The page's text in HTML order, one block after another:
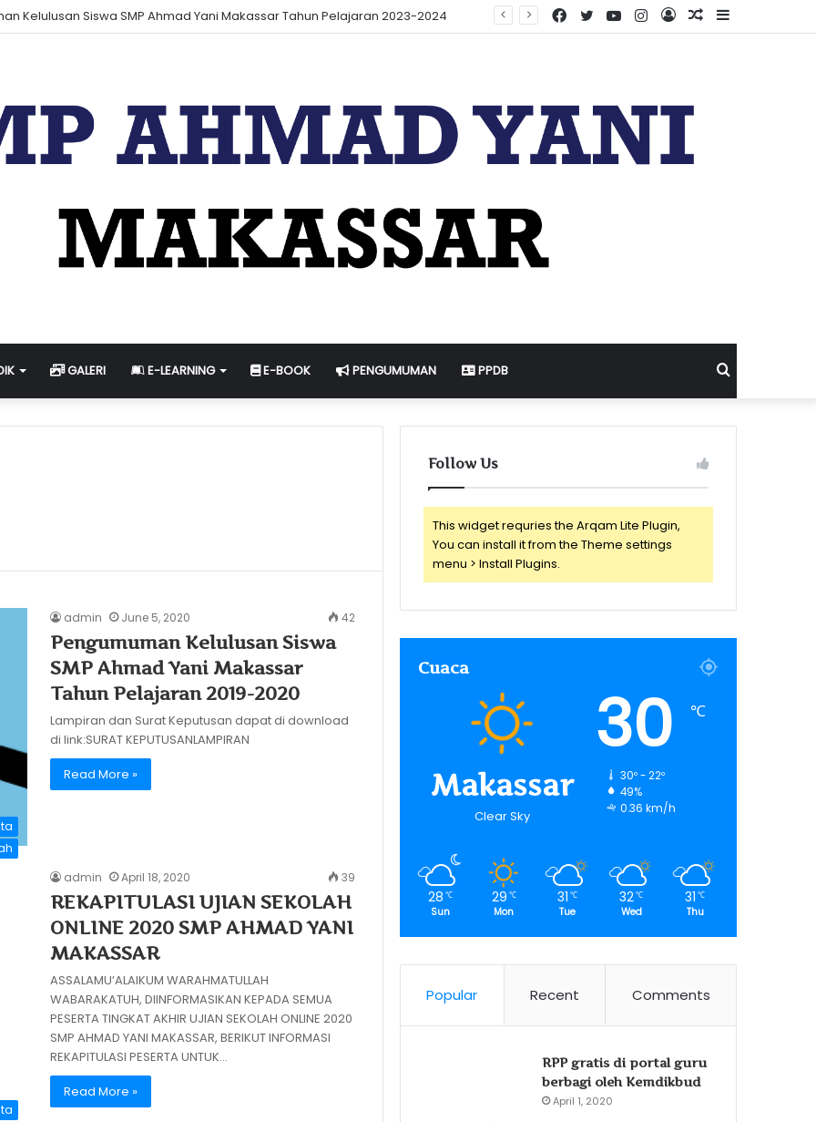
Jadwal Ujian Sekolah Tahun Pelajaran 2023-2024
Random
Log
Instagram
YouTube
Twitter
Facebook
GALERI E-LEARNING E-BOOK PENGUMUMAN PPDB Search
for
admin June 5, 2020 42
Pengumuman Kelulusan Siswa
SMP Ahmad Yani Makassar
Tahun Pelajaran 2019-2020
Lampiran dan Surat Keputusan dapat di download
di link:SURAT KEPUTUSANLAMPIRAN
Read More »
admin
April 18, 2020 39
REKAPITULASI UJIAN SEKOLAH
ONLINE 2020 SMP AHMAD YANI
MAKASSAR
ASSALAMU’ALAIKUM WARAHMATULLAH
WABARAKATUH, DIINFORMASIKAN KEPADA SEMUA
PESERTA TINGKAT AKHIR UJIAN SEKOLAH ONLINE 2020
SMP AHMAD YANI MAKASSAR, BERIKUT INFORMASI
REKAPITULASI PESERTA UNTUK…
Read More »
Follow Us
This widget requries the Arqam Lite Plugin,
You can install it from the Theme settings
menu > Install Plugins.
Cuaca
Makassar
Clear Sky
30 ℃
30º - 22º
49%
0.36 km/h
28 ℃
Sun
29 ℃
Mon
31 ℃
Tue
32℃
Wed
31 ℃
Thu
Popular Recent Comments
RPP gratis di portal guru
berbagi oleh Kemdikbud
April 1, 2020